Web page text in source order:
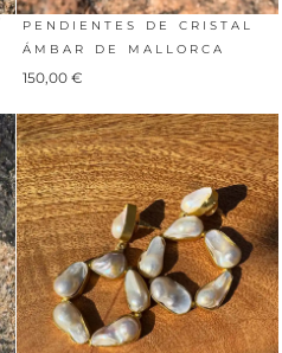
PENDIENTES DE CRISTAL
ÁMBAR DE MALLORCA
150,00 €